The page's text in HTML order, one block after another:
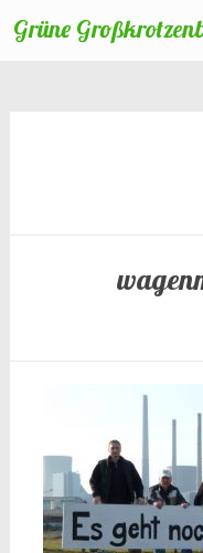
Zum
Inhalt
Grüne